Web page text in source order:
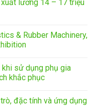
lương 14 – 17 triệu
& Rubber Machinery,
sử dụng phụ gia
khắc phục
đặc tính và ứng dụng